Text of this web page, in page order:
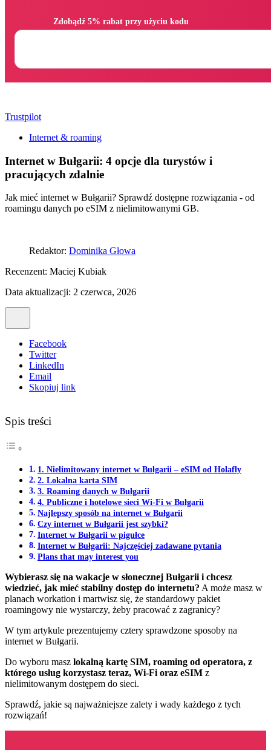
Trustpilot
Internet & roaming
Internet w Bułgarii: 4 opcje dla turystów i
pracujących zdalnie
Jak mieć internet w Bułgarii? Sprawdź dostępne rozwiązania - od
roamingu danych po eSIM z nielimitowanymi GB.
Redaktor: Dominika Głowa
Recenzent: Maciej Kubiak
Data aktualizacji: 2 czerwca, 2026
Facebook
Twitter
LinkedIn
Email
Skopiuj link
Spis treści
1. Nielimitowany internet w Bułgarii – eSIM od Holafly
2. Lokalna karta SIM
3. Roaming danych w Bułgarii
4. Publiczne i hotelowe sieci Wi-Fi w Bułgarii
Najlepszy sposób na internet w Bułgarii
Czy internet w Bułgarii jest szybki?
Internet w Bułgarii w pigułce
Internet w Bułgarii: Najczęściej zadawane pytania
Plans that may interest you
Wybierasz się na wakacje w słonecznej Bułgarii i chcesz
wiedzieć, jak mieć stabilny dostęp do internetu? A może masz w
planach workation i martwisz się, że standardowy pakiet
roamingowy nie wystarczy, żeby pracować z zagranicy?
W tym artykule prezentujemy cztery sprawdzone sposoby na
internet w Bułgarii.
Do wyboru masz lokalną kartę SIM, roaming od operatora, z
którego usług korzystasz teraz, Wi-Fi oraz eSIM z
nielimitowanym dostępem do sieci.
Sprawdź, jakie są najważniejsze zalety i wady każdego z tych
rozwiązań!